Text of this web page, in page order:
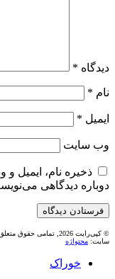
دیدگاه *
نام *
ایمیل *
وب‌ سایت
ذخیره نام، ایمیل
دوباره دیدگاهی
© کپی‌رایت 2026,
سایت: محتواژه
خوراک